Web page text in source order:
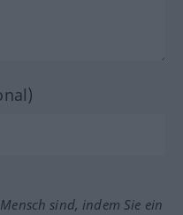
sind, indem Sie ein